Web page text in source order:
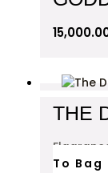
THE
To Bag